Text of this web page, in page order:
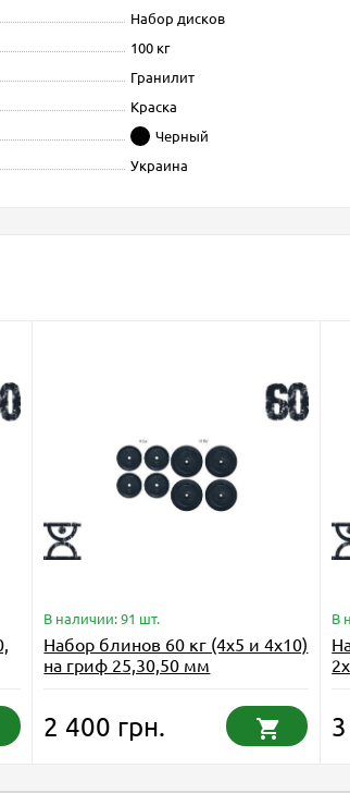
Набор дисков
100 кг
Гранилит
Краска
Черный
Украина
В наличии: 91 шт.
Набор блинов 60 кг (4x5 и 4x10)
на гриф 25,30,50 мм
2 400 грн.
В